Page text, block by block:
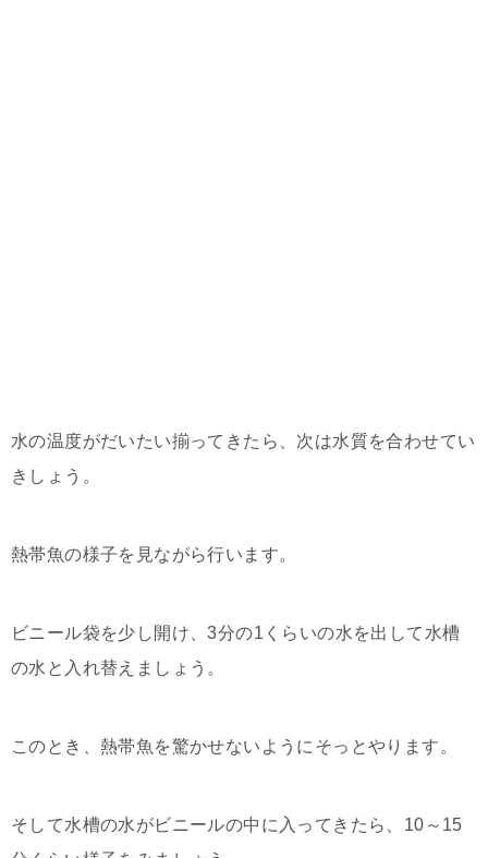
水の温度がだいたい揃ってきたら、次は水質を合わせてい
きしょう。
熱帯魚の様子を見ながら行います。
ビニール袋を少し開け、3分の1くらいの水を出して水槽
の水と入れ替えましょう。
このとき、熱帯魚を驚かせないようにそっとやります。
そして水槽の水がビニールの中に入ってきたら、10～15